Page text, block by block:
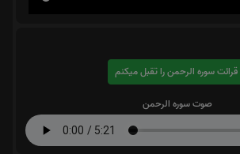
قرائت سوره الرحمن را تقبل میکنم
صوت سوره الرحمن